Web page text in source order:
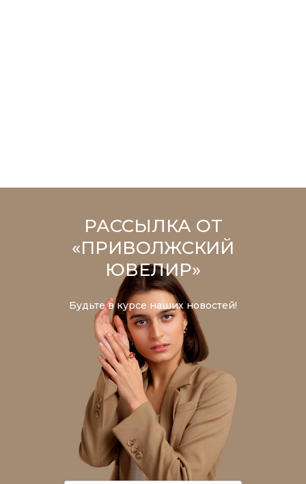
РАССЫЛКА ОТ
«ПРИВОЛЖСКИЙ
ЮВЕЛИР»
Будьте в курсе наших новостей!